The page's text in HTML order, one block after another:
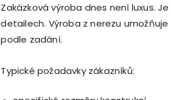
Zakázková výroba dnes není luxus.
detailech. Výroba z nerezu
podle zadání.
Typické požadavky zákazníků: